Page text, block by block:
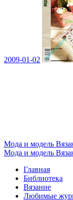
2009-01-02
Мода и модель
Мода и модель
Главная
Библиотека
Вязание
Любимые